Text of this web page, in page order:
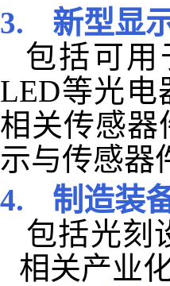
3.
新型显
包括可用
LED等光电
相关传感器
示与传感器
4.
制造装
包括光刻
相关产业